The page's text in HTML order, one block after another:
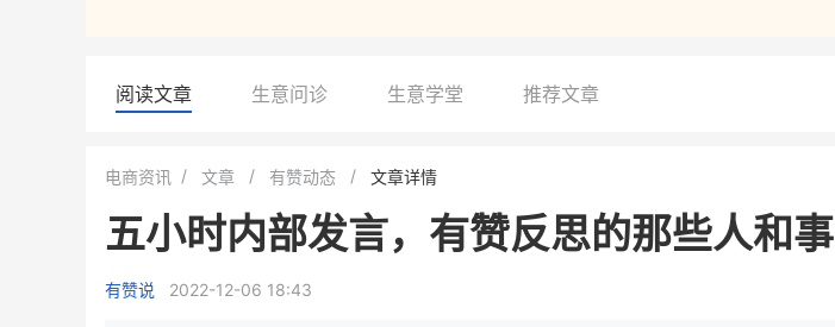
阅读文章 生意问诊 生意学堂 推荐文章
电商资讯 文章 有赞动态 文章详情
五小时内部发言，有赞反思的那些人和事
有赞说 2022-12-06 18:43
白帝牛奶旗舰店
900 万
小鹿蓝蓝会员
80%
+
7900 万
母婴